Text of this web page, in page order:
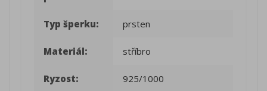
Typ šperku: prsten
Materiál: stříbro
Ryzost: 925/1000